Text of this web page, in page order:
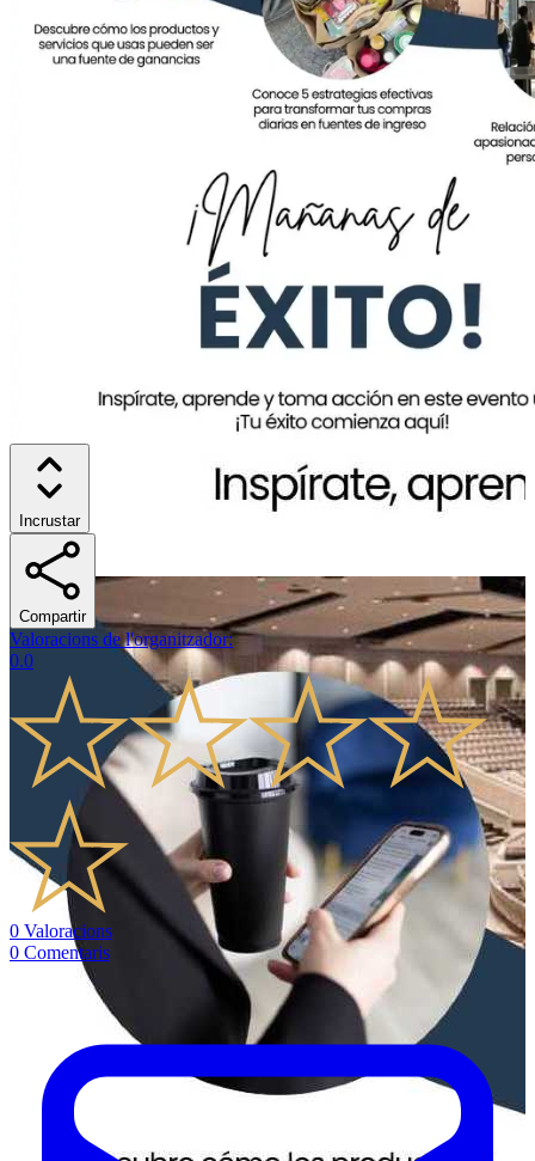
Incrustar
Compartir
Valoracions de l'organitzador:
0.0
0 Valoracions
0 Comentaris